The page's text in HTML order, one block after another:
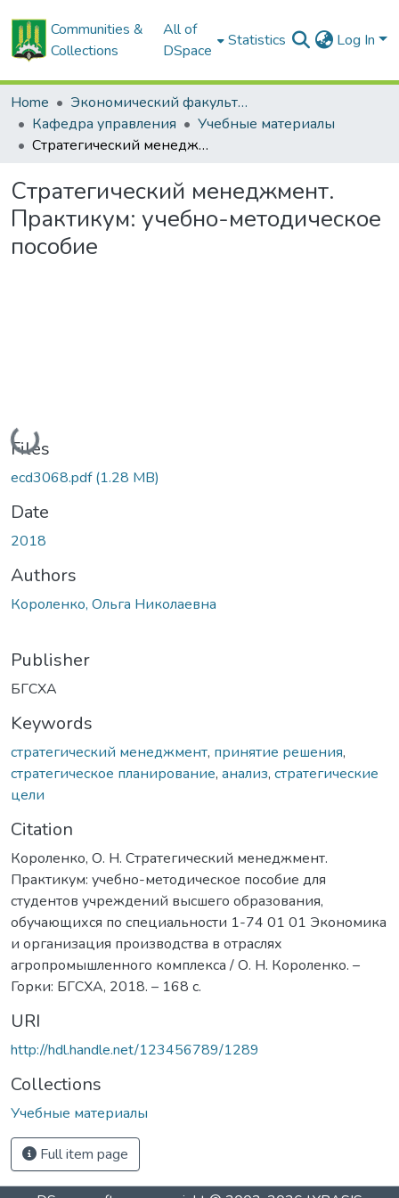
Communities &
Collections
All of
DSpace
Statistics Log In
Home
Экономический факультет
Кафедра управления
Учебные материалы
Стратегический менеджмент. Практикум: учебно-методическое пособие
Стратегический менеджмент.
Практикум: учебно-методическое
пособие
Loading...
Files
ecd3068.pdf(1.28 MB)
Date
2018
Authors
Короленко, Ольга Николаевна
Publisher
БГСХА
Keywords
стратегический менеджмент, принятие решения,
стратегическое планирование, анализ, стратегические
цели
Citation
Короленко, О. Н. Стратегический менеджмент.
Практикум: учебно-методическое пособие для
студентов учреждений высшего образования,
обучающихся по специальности 1-74 01 01 Экономика
и организация производства в отраслях
агропромышленного комплекса / О. Н. Короленко. –
Горки: БГСХА, 2018. – 168 с.
URI
http://hdl.handle.net/123456789/1289
Collections
Учебные материалы
Full item page